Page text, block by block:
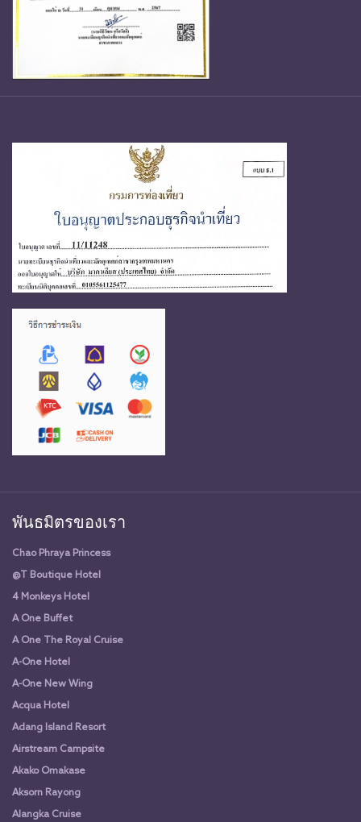
พันธมิตรของเรา
Chao Phraya Princess
@T Boutique Hotel
4 Monkeys Hotel
A One Buffet
A One The Royal Cruise
A-One Hotel
A-One New Wing
Acqua Hotel
Adang Island Resort
Airstream Campsite
Akako Omakase
Aksorn Rayong
Alangka Cruise